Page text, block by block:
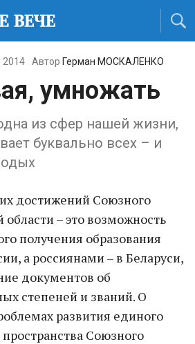
2014 Автор Герман МОСКАЛЕНКО
умножать
из сфер нашей жизни,
буквально всех – и
достижений Союзного
области – это возможность
получения образования
а россиянами – в Беларуси,
документов об
степеней и званий. О
развития единого
пространства Союзного